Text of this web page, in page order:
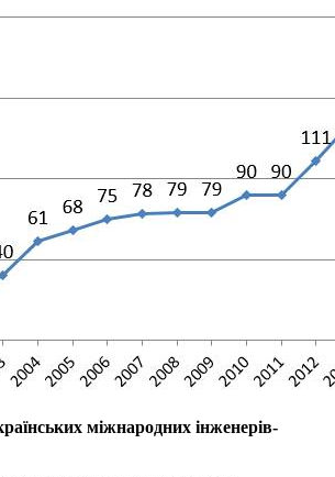
міжнародних інженерів-